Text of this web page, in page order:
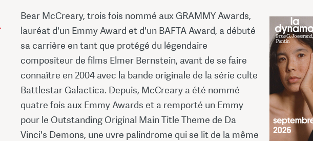
Bear McCreary, trois fois nommé aux GRAMMY Awards,
lauréat d'un Emmy Award et d'un BAFTA Award, a débuté
sa carrière en tant que protégé du légendaire
compositeur de films Elmer Bernstein, avant de se faire
connaître en 2004 avec la bande originale de la série culte
Battlestar Galactica. Depuis, McCreary a été nommé
quatre fois aux Emmy Awards et a remporté un Emmy
pour le Outstanding Original Main Title Theme de Da
Vinci's Demons, une uvre palindrome qui se lit de la même